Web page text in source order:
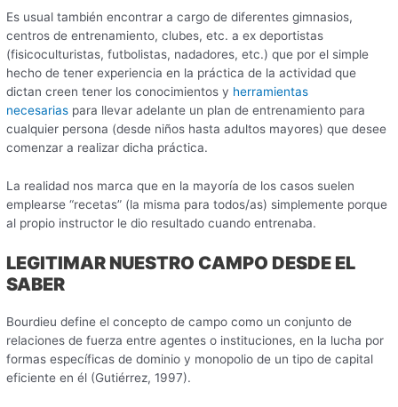
Es usual también encontrar a cargo de diferentes gimnasios,
centros de entrenamiento, clubes, etc. a ex deportistas
(fisicoculturistas, futbolistas, nadadores, etc.) que por el simple
hecho de tener experiencia en la práctica de la actividad que
dictan creen tener los conocimientos y herramientas
necesarias para llevar adelante un plan de entrenamiento para
cualquier persona (desde niños hasta adultos mayores) que desee
comenzar a realizar dicha práctica.
La realidad nos marca que en la mayoría de los casos suelen
emplearse “recetas” (la misma para todos/as) simplemente porque
al propio instructor le dio resultado cuando entrenaba.
LEGITIMAR NUESTRO CAMPO DESDE EL
SABER
Bourdieu define el concepto de campo como un conjunto de
relaciones de fuerza entre agentes o instituciones, en la lucha por
formas específicas de dominio y monopolio de un tipo de capital
eficiente en él (Gutiérrez, 1997).